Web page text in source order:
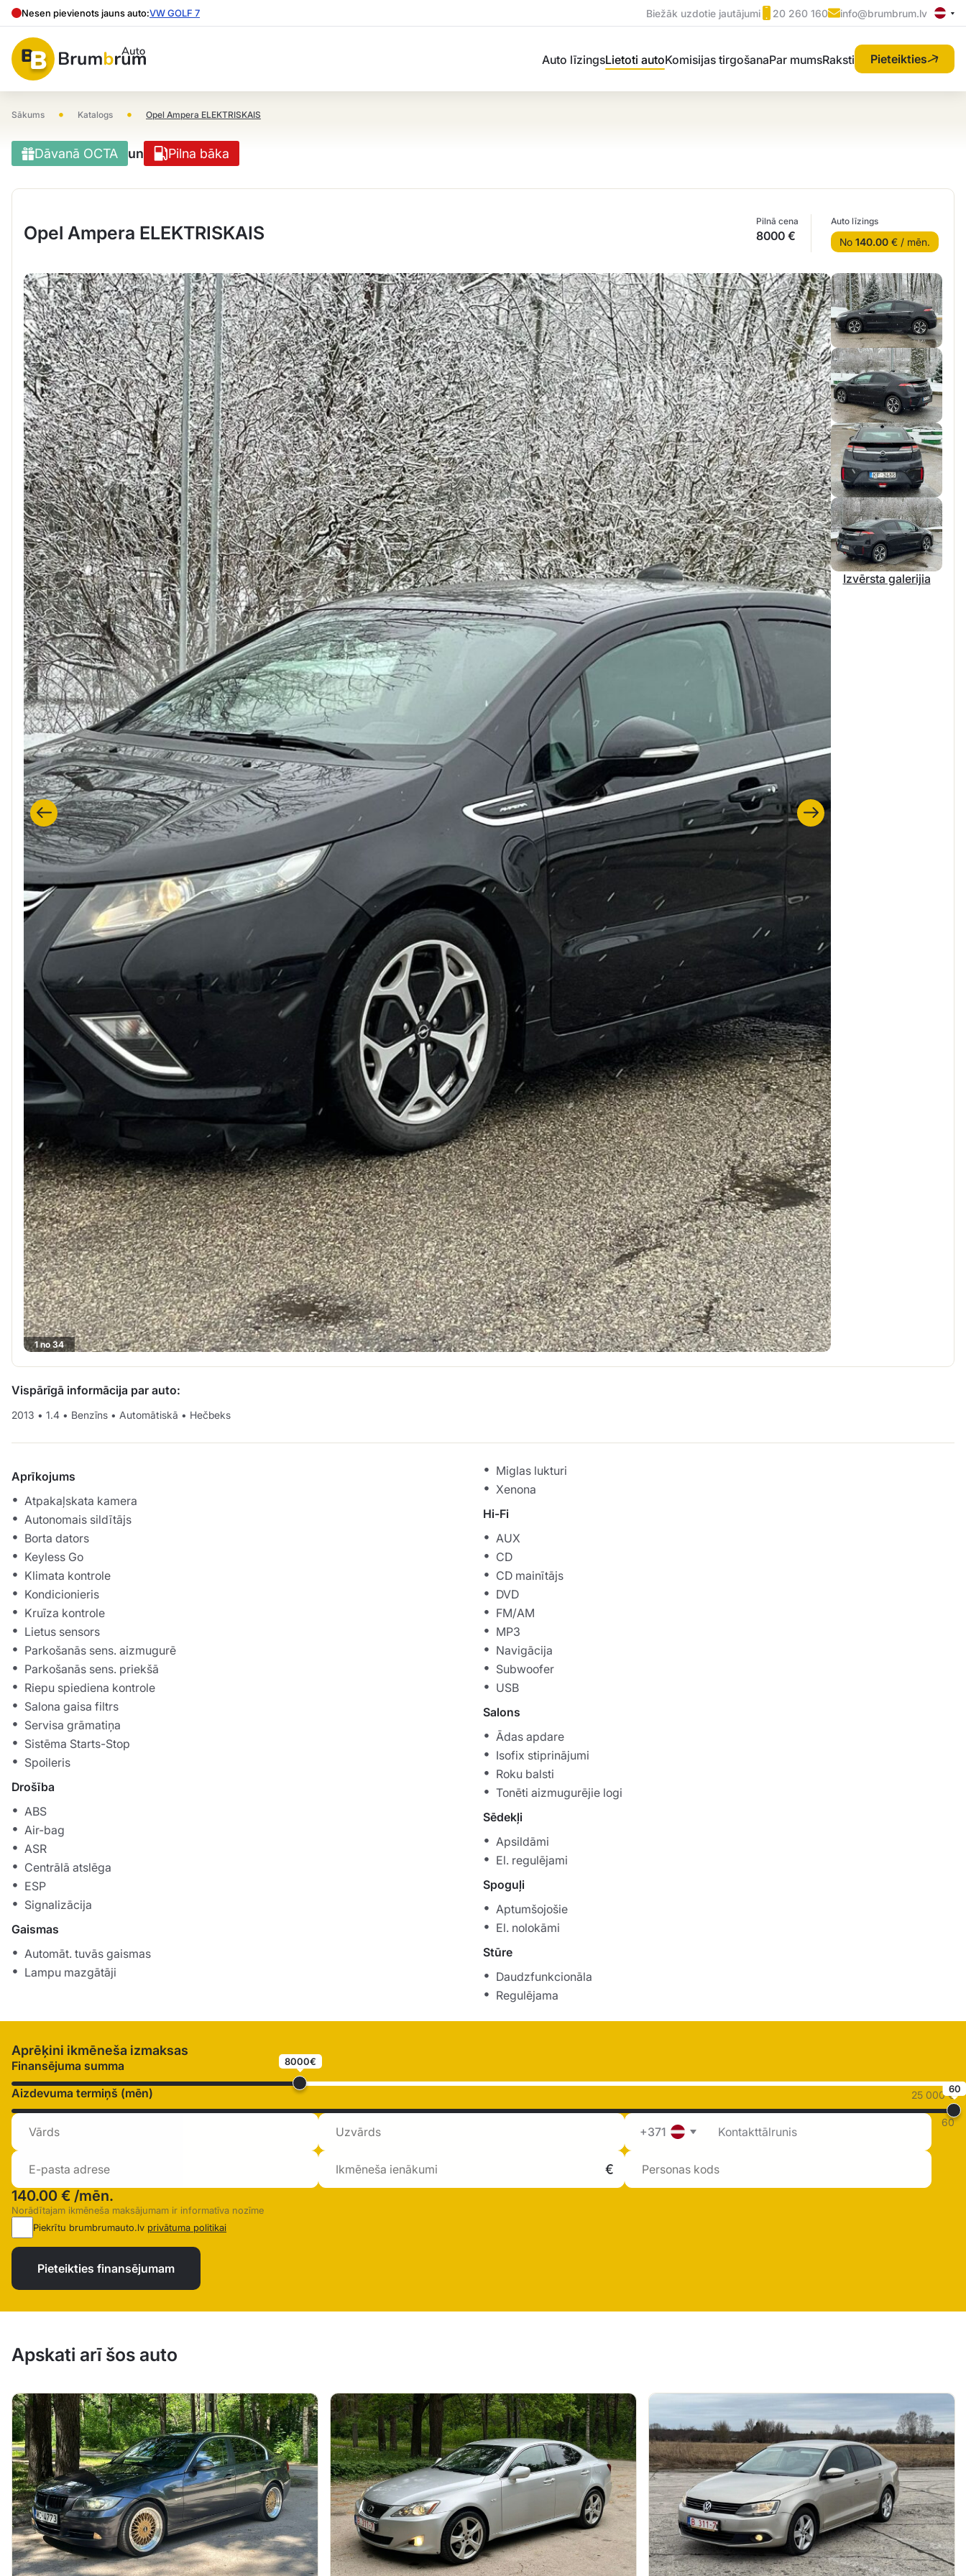
Nesen pievienots jauns auto:VW GOLF 7 Biežāk uzdotie jautājumi 20 260 160 info@brumbrum.lv
Auto līzingsLietoti autoKomisijas tirgošanaPar mumsRaksti Pieteikties
Sākums • Katalogs • Opel Ampera ELEKTRISKAIS
Dāvanā OCTA un Pilna bāka
Opel Ampera ELEKTRISKAIS
Pilnā cena
8000 €
Auto līzings
No 140.00 € / mēn.
1 no 34
Izvērsta galerijia
Vispārīgā informācija par auto:
2013 • 1.4 • Benzīns • Automātiskā • Hečbeks
Aprīkojums
Atpakaļskata kamera
Autonomais sildītājs
Borta dators
Keyless Go
Klimata kontrole
Kondicionieris
Kruīza kontrole
Lietus sensors
Parkošanās sens. aizmugurē
Parkošanās sens. priekšā
Riepu spiediena kontrole
Salona gaisa filtrs
Servisa grāmatiņa
Sistēma Starts-Stop
Spoileris
Drošība
ABS
Air-bag
ASR
Centrālā atslēga
ESP
Signalizācija
Gaismas
Automāt. tuvās gaismas
Lampu mazgātāji
Miglas lukturi
Xenona
Hi-Fi
AUX
CD
CD mainītājs
DVD
FM/AM
MP3
Navigācija
Subwoofer
USB
Salons
Ādas apdare
Isofix stiprinājumi
Roku balsti
Tonēti aizmugurējie logi
Sēdekļi
Apsildāmi
El. regulējami
Spoguļi
Aptumšojošie
El. nolokāmi
Stūre
Daudzfunkcionāla
Regulējama
Aprēķini ikmēneša izmaksas
Finansējuma summa 8000€
25 000 €
Aizdevuma termiņš (mēn) 60
60
+371
140.00 € /mēn.
Norādītajam ikmēneša maksājumam ir informatīva nozīme
Piekrītu brumbrumauto.lv privātuma politikai
Pieteikties finansējumam
Apskati arī šos auto